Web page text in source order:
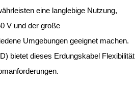
eine langlebige Nutzung,
V und der große
Umgebungen geeignet machen.
bietet dieses Erdungskabel Flexibilität